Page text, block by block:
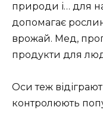
природи і… для
допомагає
врожай. Мед,
продукти для
Оси теж
контролюють